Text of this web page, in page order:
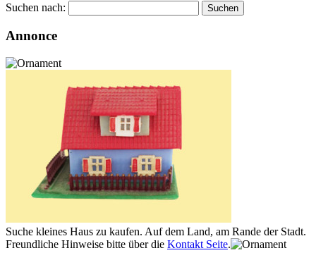
Suchen nach:
Annonce
Suche kleines Haus zu kaufen. Auf dem Land, am Rande der Stadt.
Freundliche Hinweise bitte über die Kontakt Seite.